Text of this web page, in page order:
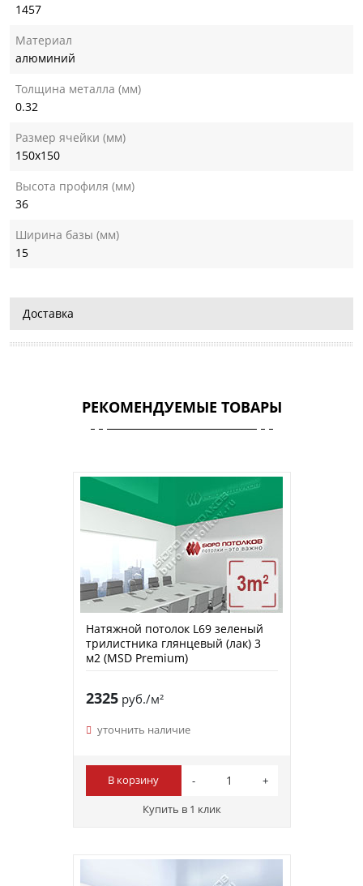
1457
Материал
алюминий
Толщина металла (мм)
0.32
Размер ячейки (мм)
150х150
Высота профиля (мм)
36
Ширина базы (мм)
15
Доставка
РЕКОМЕНДУЕМЫЕ ТОВАРЫ
Натяжной потолок L69 зеленый
трилистника глянцевый (лак) 3
м2 (MSD Premium)
2325руб./м²
уточнить наличие
В корзину
Купить в 1 клик